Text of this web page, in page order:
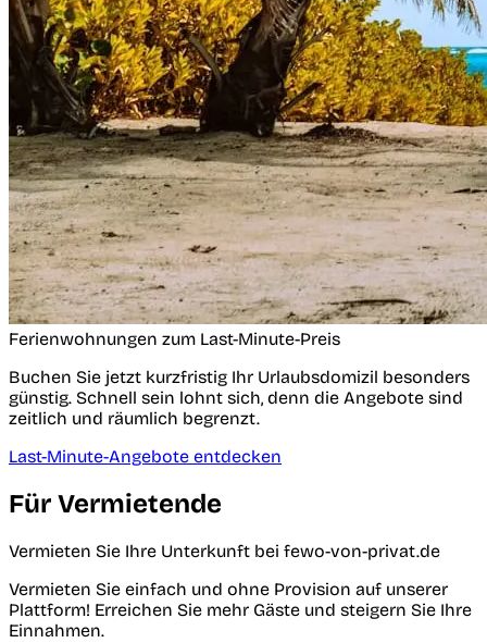
Ferienwohnungen zum Last-Minute-Preis
Buchen Sie jetzt kurzfristig Ihr Urlaubsdomizil besonders
günstig. Schnell sein lohnt sich, denn die Angebote sind
zeitlich und räumlich begrenzt.
Last-Minute-Angebote entdecken
Für Vermietende
Vermieten Sie Ihre Unterkunft bei fewo-von-privat.de
Vermieten Sie einfach und ohne Provision auf unserer
Plattform! Erreichen Sie mehr Gäste und steigern Sie Ihre
Einnahmen.